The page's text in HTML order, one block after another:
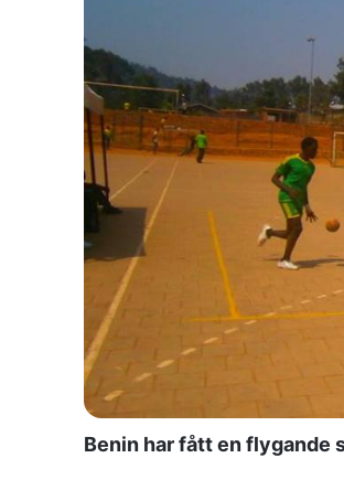
Benin har fått en flygande